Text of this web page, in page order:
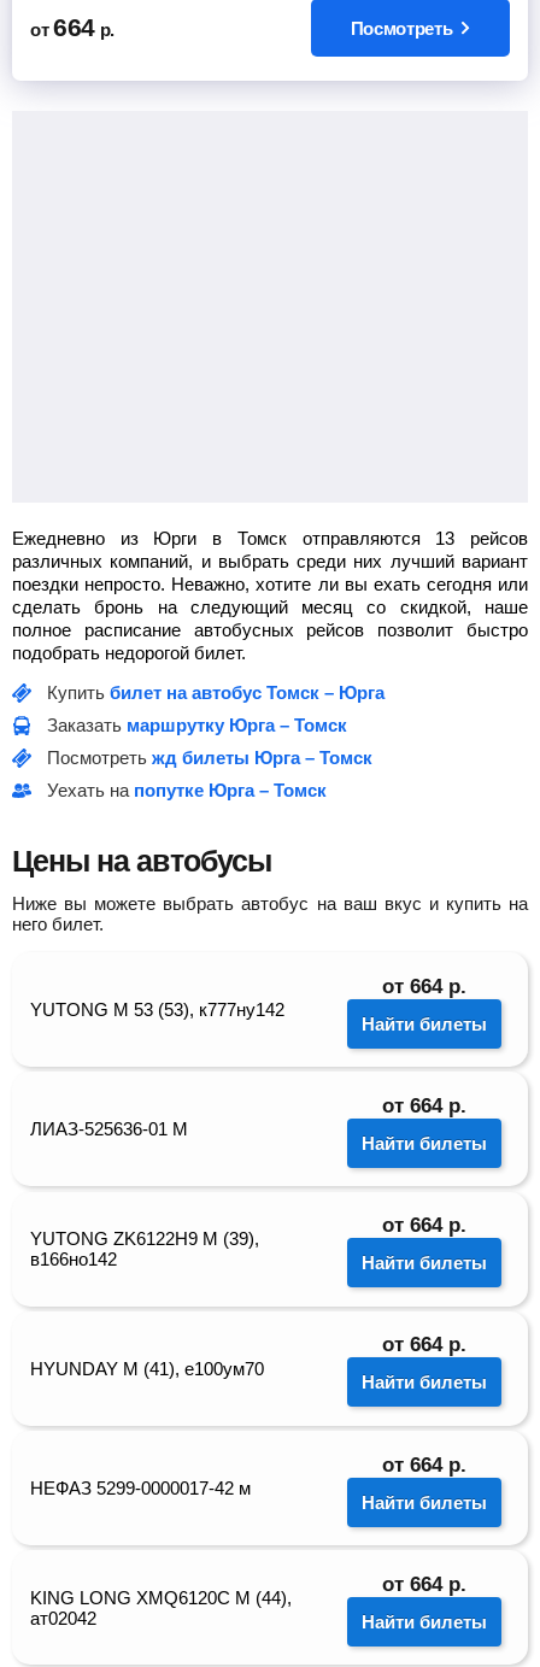
от 664 р. Посмотреть
Ежедневно из Юрги в Томск отправляются 13 рейсов
различных компаний, и выбрать среди них лучший вариант
поездки непросто. Неважно, хотите ли вы ехать сегодня или
сделать бронь на следующий месяц со скидкой, наше
полное расписание автобусных рейсов позволит быстро
подобрать недорогой билет.
Купить билет на автобус Томск – Юрга
Заказать маршрутку Юрга – Томск
Посмотреть жд билеты Юрга – Томск
Уехать на попутке Юрга – Томск
Цены на автобусы
Ниже вы можете выбрать автобус на ваш вкус и купить на
него билет.
YUTONG M 53 (53), к777ну142
от 664 р.
Найти билеты
ЛИАЗ-525636-01 М
от 664 р.
Найти билеты
YUTONG ZK6122H9 M (39),
в166но142
от 664 р.
Найти билеты
HYUNDAY М (41), е100ум70
от 664 р.
Найти билеты
НЕФАЗ 5299-0000017-42 м
от 664 р.
Найти билеты
KING LONG XMQ6120C M (44),
ат02042
от 664 р.
Найти билеты